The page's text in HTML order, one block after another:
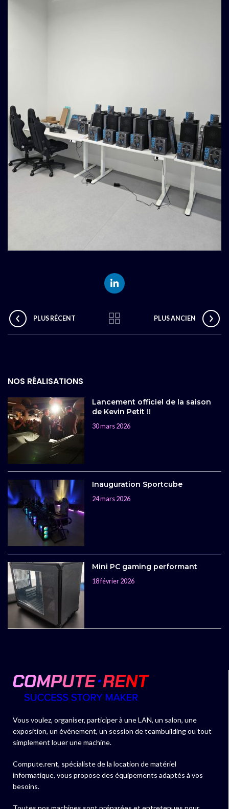
PLUS RÉCENT PLUS ANCIEN
NOS RÉALISATIONS
Lancement officiel de la saison
de Kevin Petit !!
30 mars 2026
Inauguration Sportcube
24 mars 2026
Mini PC gaming performant
18 février 2026
Vous voulez, organiser, participer à une LAN, un salon, une
exposition, un évènement, un session de teambuilding ou tout
simplement louer une machine.
Compute.rent, spécialiste de la location de matériel
informatique, vous propose des équipements adaptés à vos
besoins.